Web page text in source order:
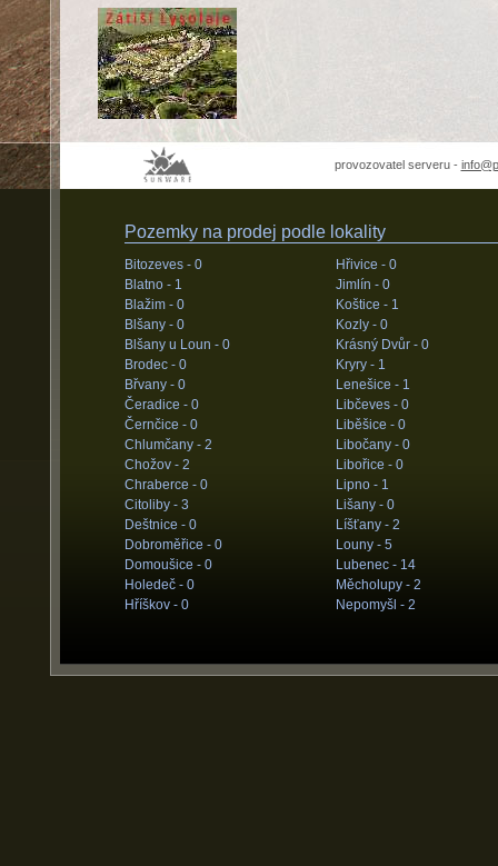
provozovatel serveru -
Pozemky na prodej podle lokality
Bitozeves - 0
Blatno - 1
Blažim - 0
Blšany - 0
Blšany u Loun - 0
Brodec - 0
Břvany - 0
Čeradice - 0
Černčice - 0
Chlumčany - 2
Chožov - 2
Chraberce - 0
Citoliby - 3
Deštnice - 0
Dobroměřice - 0
Domoušice - 0
Holedeč - 0
Hříškov - 0
Hřivice - 0
Jimlín - 0
Koštice - 1
Kozly - 0
Krásný Dvůr - 0
Kryry - 1
Lenešice - 1
Libčeves - 0
Liběšice - 0
Libočany - 0
Libořice - 0
Lipno - 1
Lišany - 0
Líšťany - 2
Louny - 5
Lubenec - 14
Měcholupy - 2
Nepomyšl - 2